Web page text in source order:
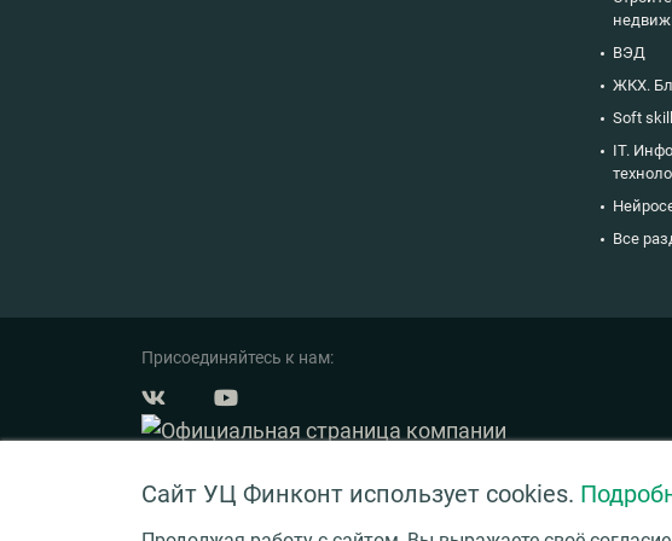
ВЭД
ЖКХ.
Soft
IT.
Все
Присоединяйтесь к нам:
Сайт УЦ Финконт использует cookies.